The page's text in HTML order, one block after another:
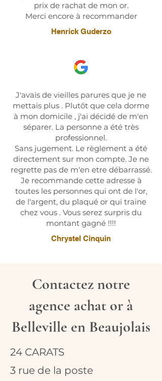
prix de rachat de mon or.
Merci encore à recommander
Henrick Guderzo
J'avais de vieilles parures que je ne
mettais plus . Plutôt que cela dorme
à mon domicile , j'ai décidé de m'en
séparer. La personne a été très
professionnel.
Sans jugement. Le règlement a été
directement sur mon compte. Je ne
regrette pas de m'en etre débarrassé.
Je recommande cette adresse à
toutes les personnes qui ont de l'or,
de l'argent, du plaqué or qui traine
chez vous . Vous serez surpris du
montant gagné !!!!
Chrystel Cinquin
Contactez notre
agence achat or à
Belleville en Beaujolais
24 CARATS
3 rue de la poste